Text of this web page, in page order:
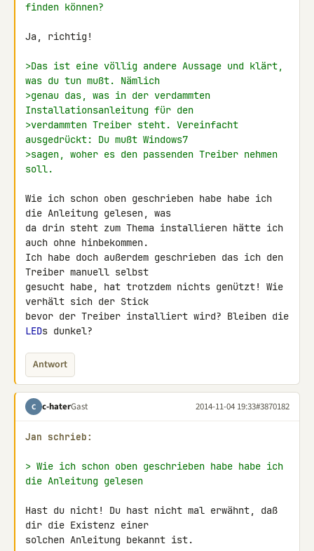
finden können?
Ja, richtig!
>Das ist eine völlig andere Aussage und klärt,
was du tun mußt. Nämlich
>genau das, was in der verdammten
Installationsanleitung für den
>verdammten Treiber steht. Vereinfacht
ausgedrückt: Du mußt Windows7
>sagen, woher es den passenden Treiber nehmen
soll.
Wie ich schon oben geschrieben habe habe ich
die Anleitung gelesen, was
da drin steht zum Thema installieren hätte ich
auch ohne hinbekommen.
Ich habe doch außerdem geschrieben das ich den
Treiber manuell selbst
gesucht habe, hat trotzdem nichts genützt! Wie
verhält sich der Stick
LEDs dunkel?
Antwort
C c-haterGast 2014-11-04 19:33#3870182
Jan schrieb:
> Wie ich schon oben geschrieben habe habe ich
die Anleitung gelesen
Hast du nicht! Du hast nicht mal erwähnt, daß
dir die Existenz einer
solchen Anleitung bekannt ist.